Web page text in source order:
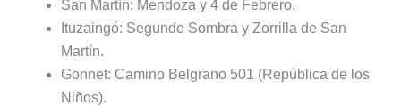
San Martín: Mendoza y 4 de Febrero.
Ituzaingó: Segundo Sombra y Zorrilla de San
Martín.
Gonnet: Camino Belgrano 501 (República de los
Niños).